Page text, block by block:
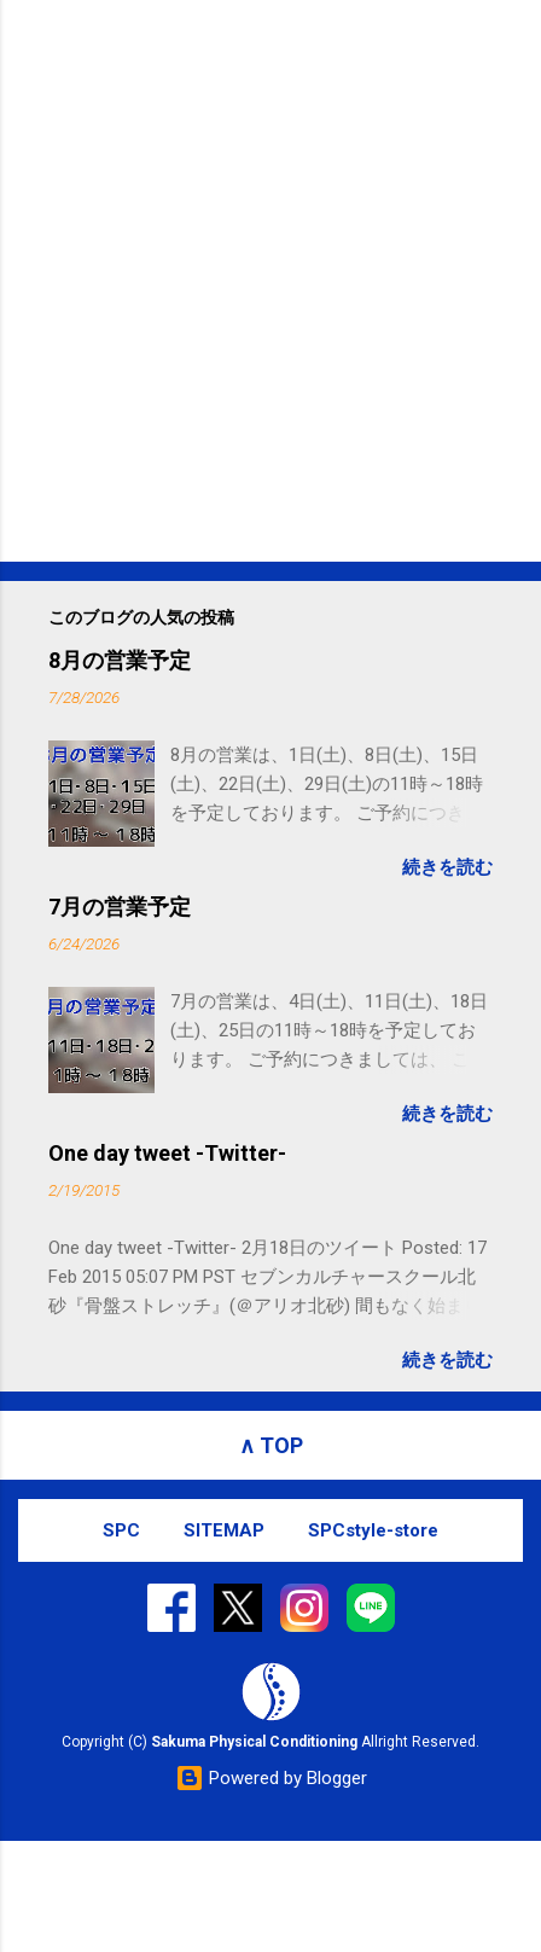
このブログの人気の投稿
8月の営業予定
7/28/2026
8月の営業は、1日(土)、8日(土)、15日
(土)、22日(土)、29日(土)の11時～18時
を予定しております。 ご予約につきま
す。 電話に出られないことがあります
ので、ご予約、お問い合わせは
続きを読む
7月の営業予定
6/24/2026
7月の営業は、4日(土)、11日(土)、18日
(土)、25日の11時～18時を予定してお
ります。 ご予約につきましては、 こち
れないことがありますので、ご予約、
お問い合わせはSMS（ショートメッセ
続きを読む
One day tweet -Twitter-
2/19/2015
One day tweet -Twitter- 2月18日のツイート Posted: 17
Feb 2015 05:07 PM PST セブンカルチャースクール北
砂『骨盤ストレッチ』(＠アリオ北砂) 間もなく始まり
subscribed to email updates from サクマフィジカルコ
ンディショニング(@SPCstyle) - Twilog To stop
Email delivery powered by Google Google Inc., 1600
Amphitheatre Parkway, Mountain View, CA 94043,
続きを読む
∧ TOP
SPC SITEMAP SPCstyle-store
Copyright (C) Sakuma Physical Conditioning Allright Reserved.
Powered by Blogger